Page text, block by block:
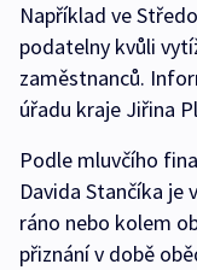
Například ve
podatelny kvůli
zaměstnanců.
úřadu kraje Jiřina
Podle mluvčího
Davida Stančíka je
ráno nebo kolem
přiznání v době